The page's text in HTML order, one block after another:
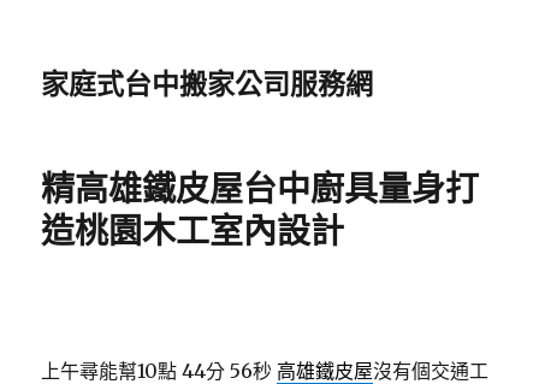
家庭式台中搬家公司服務網
精高雄鐵皮屋台中廚具量身打
造桃園木工室內設計
上午尋能幫10點 44分 56秒 高雄鐵皮屋沒有個交通工